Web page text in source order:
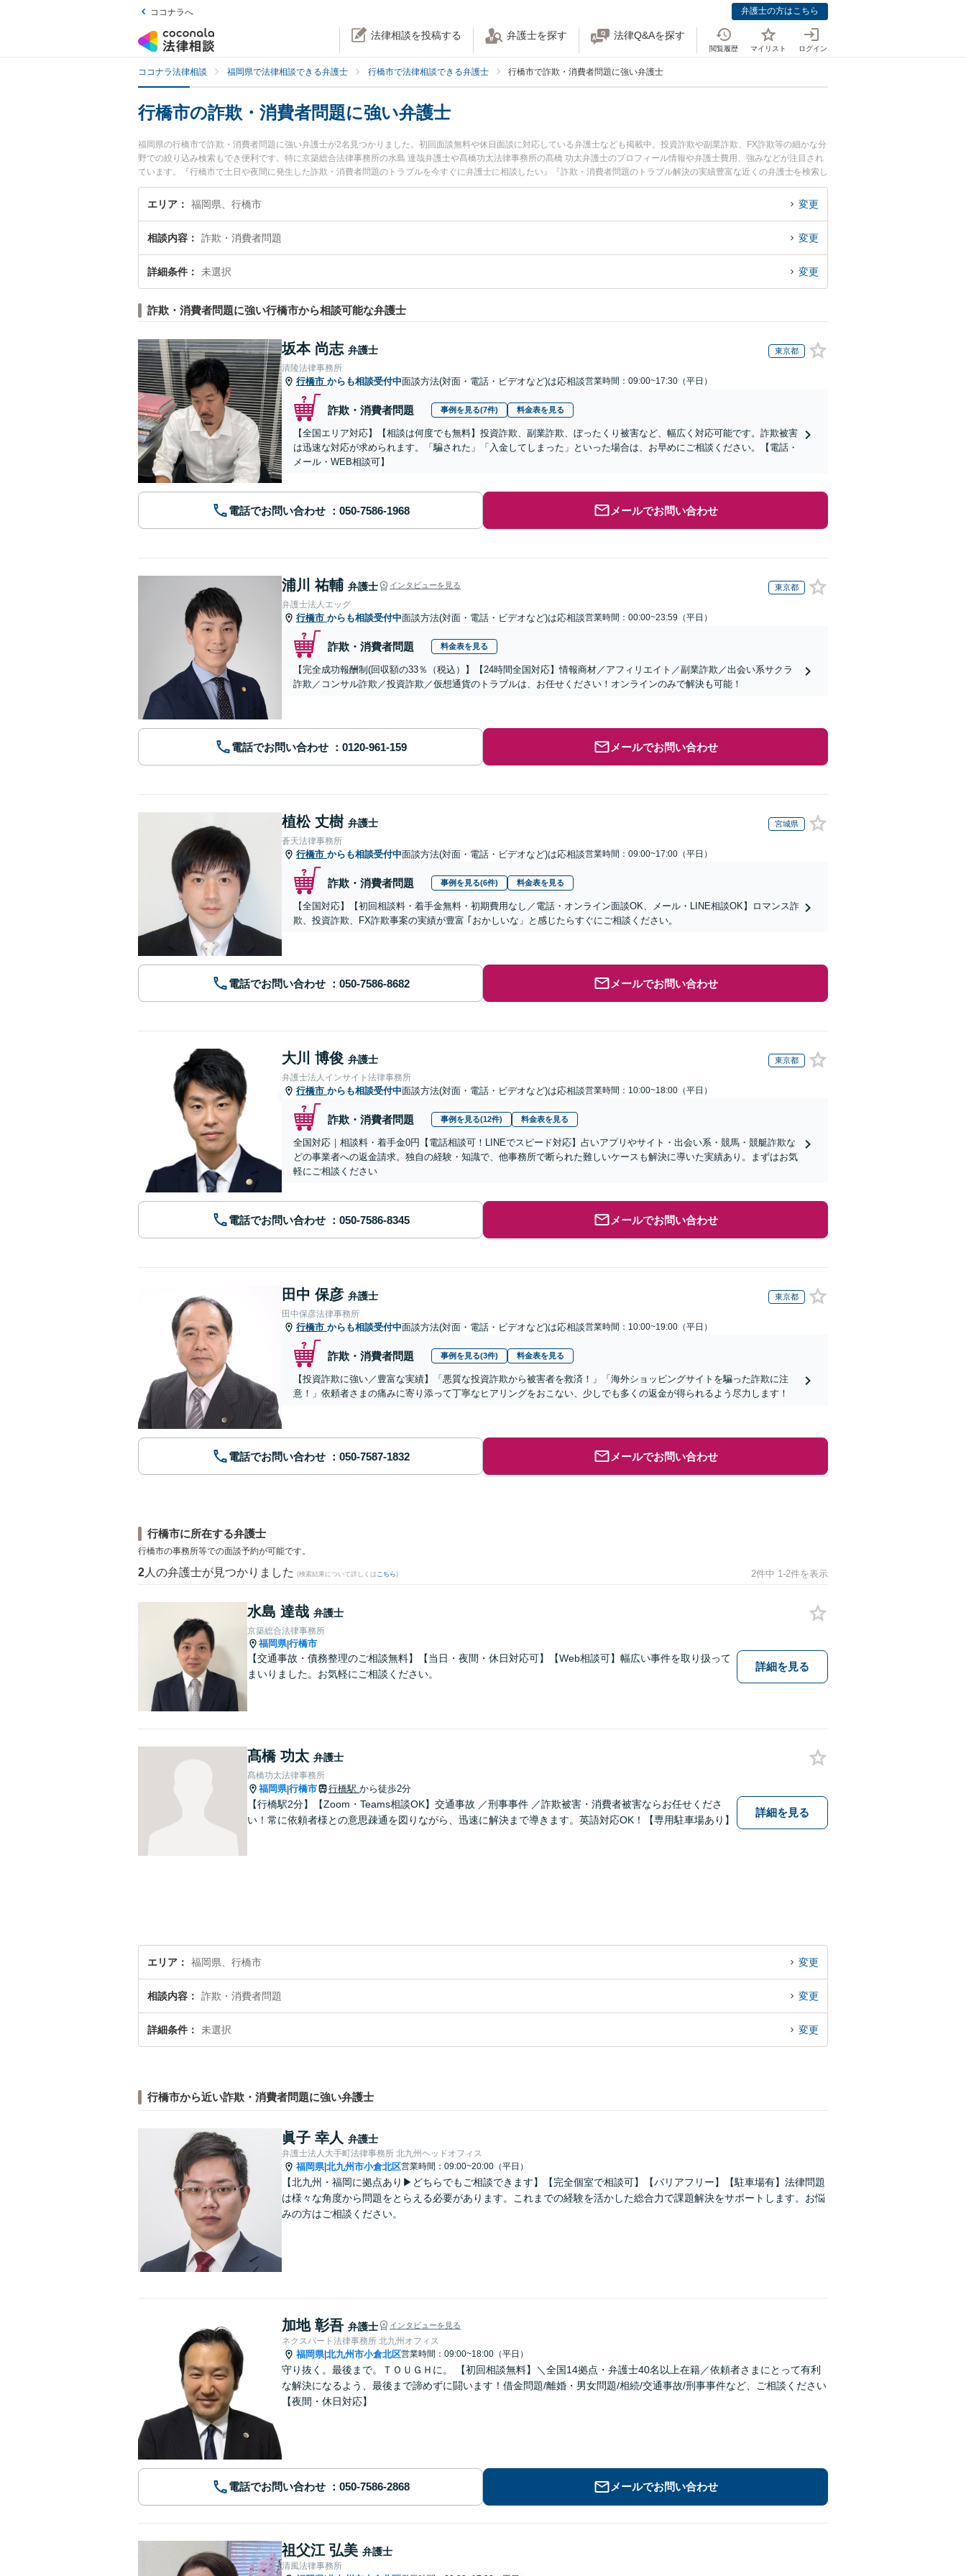
ココナラへ 弁護士の方はこちら
法律相談を投稿する 弁護士を探す 法律Q&Aを探す
閲覧履歴 マイリスト ログイン
ココナラ法律相談 福岡県で法律相談できる弁護士 行橋市で法律相談できる弁護士 行橋市で詐欺・消費者問題に強い弁護士
行橋市の詐欺・消費者問題に強い弁護士
福岡県の行橋市で詐欺・消費者問題に強い弁護士が2名見つかりました。初回面談無料や休日面談に対応している弁護士なども掲載中。投資詐欺や副業詐欺、FX詐欺等の細かな分
野での絞り込み検索もでき便利です。特に京築総合法律事務所の水島 達哉弁護士や髙橋功太法律事務所の髙橋 功太弁護士のプロフィール情報や弁護士費用、強みなどが注目され
ています。『行橋市で土日や夜間に発生した詐欺・消費者問題のトラブルを今すぐに弁護士に相談したい』『詐欺・消費者問題のトラブル解決の実績豊富な近くの弁護士を検索し
たい』『初回相談無料で詐欺・消費者問題を法律相談できる行橋市内の弁護士に相談予約したい』などでお困りの相談者さんにおすすめです。
エリア 福岡県、行橋市 変更
相談内容 詐欺・消費者問題 変更
詳細条件 未選択 変更
詐欺・消費者問題に強い行橋市から相談可能な弁護士
坂本 尚志 弁護士 東京都
清陵法律事務所
行橋市 からも相談受付中面談方法(対面・電話・ビデオなど)は応相談営業時間：09:00~17:30（平日）
詐欺・消費者問題 事例を見る(7件) 料金表を見る
【全国エリア対応】【相談は何度でも無料】投資詐欺、副業詐欺、ぼったくり被害など、幅広く対応可能です。詐欺被害
は迅速な対応が求められます。「騙された」「入金してしまった」といった場合は、お早めにご相談ください。【電話・
メール・WEB相談可】
電話でお問い合わせ メールでお問い合わせ
浦川 祐輔 弁護士 インタビューを見る 東京都
弁護士法人エッグ
行橋市 からも相談受付中面談方法(対面・電話・ビデオなど)は応相談営業時間：00:00~23:59（平日）
詐欺・消費者問題 料金表を見る
【完全成功報酬制(回収額の33％（税込）】【24時間全国対応】情報商材／アフィリエイト／副業詐欺／出会い系サクラ
詐欺／コンサル詐欺／投資詐欺／仮想通貨のトラブルは、お任せください！オンラインのみで解決も可能！
電話でお問い合わせ メールでお問い合わせ
植松 丈樹 弁護士 宮城県
蒼天法律事務所
行橋市 からも相談受付中面談方法(対面・電話・ビデオなど)は応相談営業時間：09:00~17:00（平日）
詐欺・消費者問題 事例を見る(6件) 料金表を見る
【全国対応】【初回相談料・着手金無料・初期費用なし／電話・オンライン面談OK、メール・LINE相談OK】ロマンス詐
欺、投資詐欺、FX詐欺事案の実績が豊富 ｢おかしいな」と感じたらすぐにご相談ください。
電話でお問い合わせ メールでお問い合わせ
大川 博俊 弁護士 東京都
弁護士法人インサイト法律事務所
行橋市 からも相談受付中面談方法(対面・電話・ビデオなど)は応相談営業時間：10:00~18:00（平日）
詐欺・消費者問題 事例を見る(12件) 料金表を見る
全国対応｜相談料・着手金0円【電話相談可！LINEでスピード対応】占いアプリやサイト・出会い系・競馬・競艇詐欺な
どの事業者への返金請求。独自の経験・知識で、他事務所で断られた難しいケースも解決に導いた実績あり。まずはお気
軽にご相談ください
電話でお問い合わせ メールでお問い合わせ
田中 保彦 弁護士 東京都
田中保彦法律事務所
行橋市 からも相談受付中面談方法(対面・電話・ビデオなど)は応相談営業時間：10:00~19:00（平日）
詐欺・消費者問題 事例を見る(3件) 料金表を見る
【投資詐欺に強い／豊富な実績】「悪質な投資詐欺から被害者を救済！」「海外ショッピングサイトを騙った詐欺に注
意！」依頼者さまの痛みに寄り添って丁寧なヒアリングをおこない、少しでも多くの返金が得られるよう尽力します！
電話でお問い合わせ メールでお問い合わせ
行橋市に所在する弁護士
行橋市の事務所等での面談予約が可能です。
2 人の弁護士が見つかりました (検索結果について詳しくは こちら) 2件中 1-2件を表示
水島 達哉 弁護士
京築総合法律事務所
福岡県|行橋市
【交通事故・債務整理のご相談無料】【当日・夜間・休日対応可】【Web相談可】幅広い事件を取り扱って
まいりました。お気軽にご相談ください。
詳細を見る
髙橋 功太 弁護士
髙橋功太法律事務所
福岡県|行橋市 行橋駅 から徒歩2分
【行橋駅2分】【Zoom・Teams相談OK】交通事故 ／刑事事件 ／詐欺被害・消費者被害ならお任せくださ
い！常に依頼者様との意思疎通を図りながら、迅速に解決まで導きます。英語対応OK！【専用駐車場あり】
詳細を見る
エリア 福岡県、行橋市 変更
相談内容 詐欺・消費者問題 変更
詳細条件 未選択 変更
行橋市から近い詐欺・消費者問題に強い弁護士
眞子 幸人 弁護士
弁護士法人大手町法律事務所 北九州ヘッドオフィス
福岡県|北九州市小倉北区営業時間：09:00~20:00（平日）
【北九州・福岡に拠点あり▶どちらでもご相談できます】【完全個室で相談可】【バリアフリー】【駐車場有】法律問題
は様々な角度から問題をとらえる必要があります。これまでの経験を活かした総合力で課題解決をサポートします。お悩
みの方はご相談ください。
加地 彰吾 弁護士 インタビューを見る
ネクスパート法律事務所 北九州オフィス
福岡県|北九州市小倉北区営業時間：09:00~18:00（平日）
守り抜く。最後まで。ＴＯＵＧＨに。 【初回相談無料】＼全国14拠点・弁護士40名以上在籍／依頼者さまにとって有利
な解決になるよう、最後まで諦めずに闘います！借金問題/離婚・男女問題/相続/交通事故/刑事事件など、ご相談ください
【夜間・休日対応】
電話でお問い合わせ メールでお問い合わせ
祖父江 弘美 弁護士
清風法律事務所